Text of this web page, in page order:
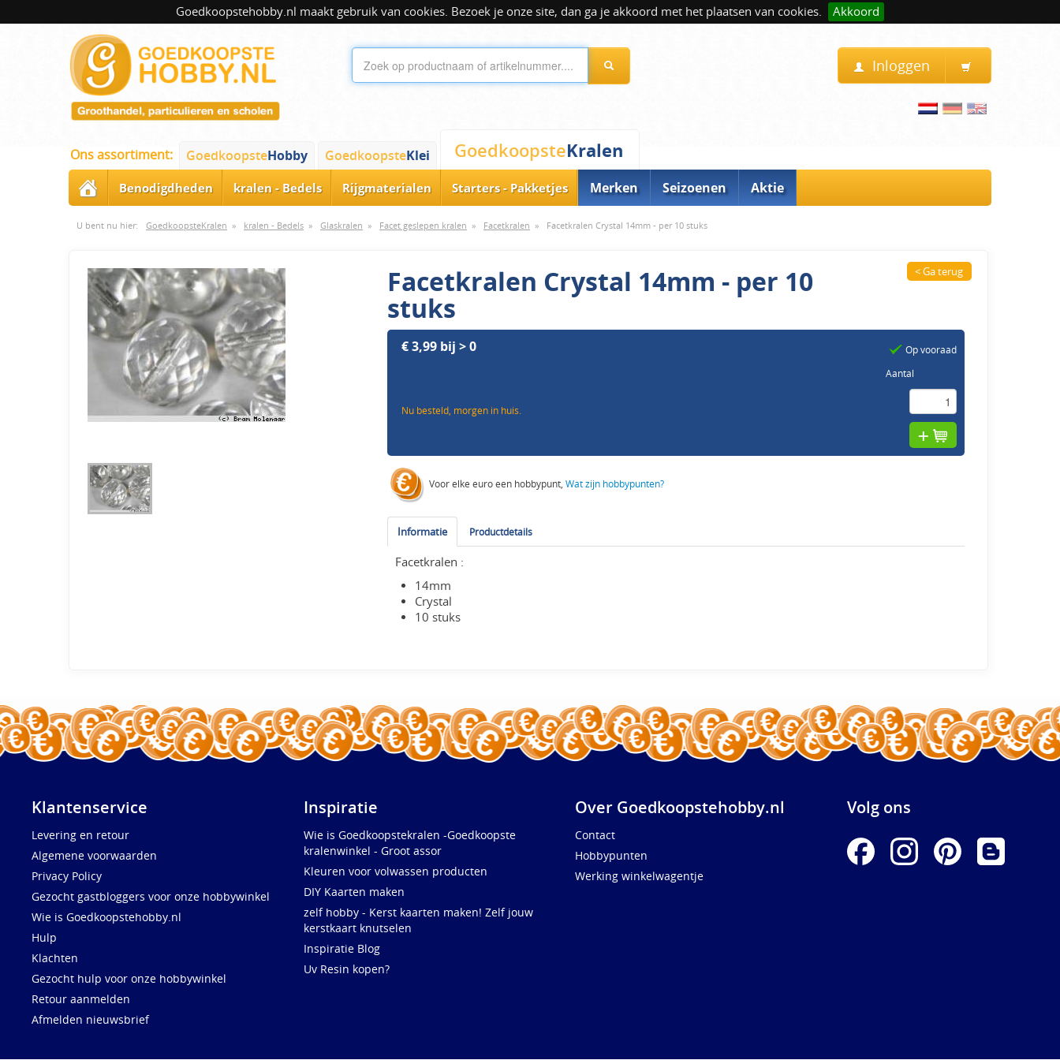
Goedkoopstehobby.nl maakt gebruik van cookies. Bezoek je onze site, dan ga je akkoord met het plaatsen van cookies. Akkoord
Inloggen
Ons assortiment: GoedkoopsteHobby GoedkoopsteKlei GoedkoopsteKralen
Benodigdheden kralen - Bedels Rijgmaterialen Starters - Pakketjes Merken Seizoenen Aktie
U bent nu hier: GoedkoopsteKralen » kralen - Bedels » Glaskralen » Facet geslepen kralen » Facetkralen » Facetkralen Crystal 14mm - per 10 stuks
Facetkralen Crystal 14mm - per 10
stuks
< Ga terug
€ 3,99 bij > 0
Nu besteld, morgen in huis.
Op vooraad
Aantal
Voor elke euro een hobbypunt,Wat zijn hobbypunten?
Informatie Productdetails
Facetkralen :
14mm
Crystal
10 stuks
Klantenservice
Levering en retour
Algemene voorwaarden
Privacy Policy
Gezocht gastbloggers voor onze hobbywinkel
Wie is Goedkoopstehobby.nl
Hulp
Klachten
Gezocht hulp voor onze hobbywinkel
Retour aanmelden
Afmelden nieuwsbrief
Inspiratie
Wie is Goedkoopstekralen -Goedkoopste
kralenwinkel - Groot assor
Kleuren voor volwassen producten
DIY Kaarten maken
zelf hobby - Kerst kaarten maken! Zelf jouw
kerstkaart knutselen
Inspiratie Blog
Uv Resin kopen?
Over Goedkoopstehobby.nl
Contact
Hobbypunten
Werking winkelwagentje
Volg ons